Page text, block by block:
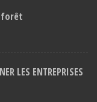
forêt
LES ENTREPRISES